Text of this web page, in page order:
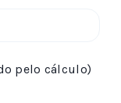
pelo cálculo)